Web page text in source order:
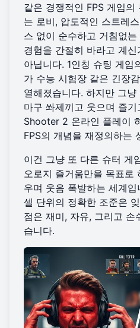
같은 경쟁적인 FPS 게임의
는 로비, 압도적인 스트레
스 없이 순수하고 거침없
경험을 간절히 바라고 계
아닙니다. 1인칭 슈팅 게임
가 수능 시험장 같은 긴장
열해졌습니다. 하지만 그
마구 쏴제끼고 웃으며 즐기
Shooter 2 온라인 플레이
FPS의 개념을 재정의하는
이건 그냥 또 다른 슈터 게
오로지 즐거움만을 목표로
우며 웃음 폭발하는 세계
셀 단위의 정확한 조준은
점은 재미, 자유, 그리고 손
습니다.